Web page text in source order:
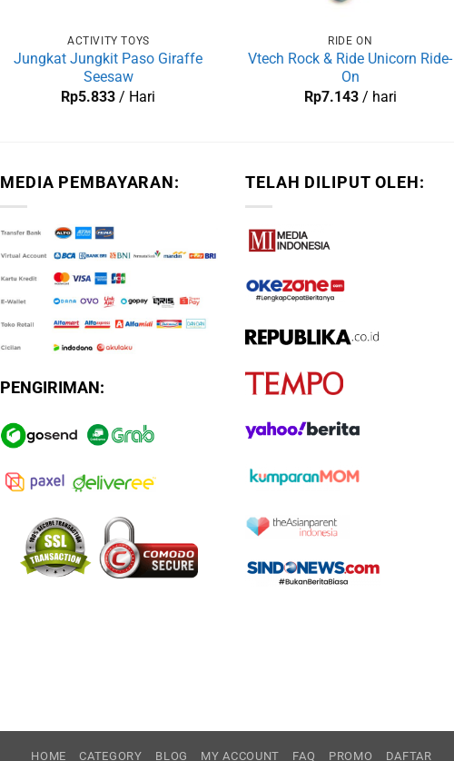
ACTIVITY TOYS
Jungkat Jungkit Paso Giraffe
Seesaw
Rp5.833 / Hari
RIDE ON
Vtech Rock & Ride Unicorn Ride-
On
Rp7.143 / hari
MEDIA PEMBAYARAN:
PENGIRIMAN:
TELAH DILIPUT OLEH:
HOME CATEGORY BLOG MY ACCOUNT FAQ PROMO DAFTAR